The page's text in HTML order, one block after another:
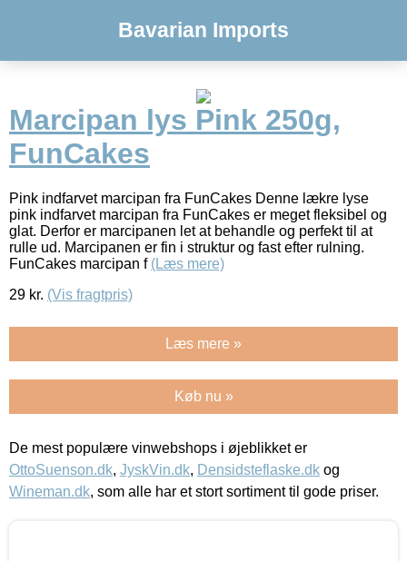
Bavarian Imports
Marcipan lys Pink 250g,
FunCakes
Pink indfarvet marcipan fra FunCakes Denne lækre lyse
pink indfarvet marcipan fra FunCakes er meget fleksibel og
glat. Derfor er marcipanen let at behandle og perfekt til at
rulle ud. Marcipanen er fin i struktur og fast efter rulning.
FunCakes marcipan f (Læs mere)
29 kr. (Vis fragtpris)
Læs mere »
Køb nu »
De mest populære vinwebshops i øjeblikket er
OttoSuenson.dk, JyskVin.dk, Densidsteflaske.dk og
Wineman.dk, som alle har et stort sortiment til gode priser.